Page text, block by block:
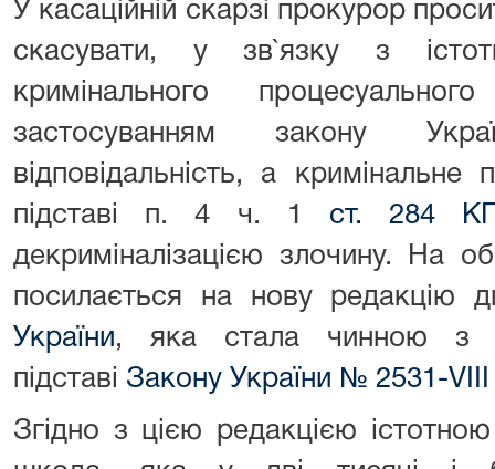
У касаційній скарзі прокурор
скасувати, у зв`язку з
кримінального
застосуванням закону
відповідальність, а
підставі п. 4 ч. 1 ст. 284
декриміналізацією злочину. На
посилається на нову редакцію
України, яка стала чинною з
підставі Закону України № 2531-VIII
Згідно з цією редакцією